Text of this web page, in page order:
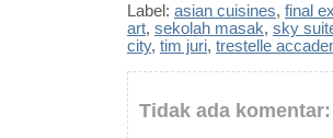
Label: asian cuisines, final
art, sekolah masak, sky
city, tim juri, trestelle
Tidak ada komentar: